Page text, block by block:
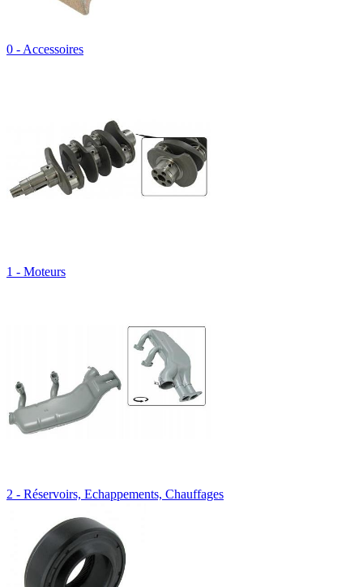
0 - Accessoires
1 - Moteurs
2 - Réservoirs, Echappements, Chauffages